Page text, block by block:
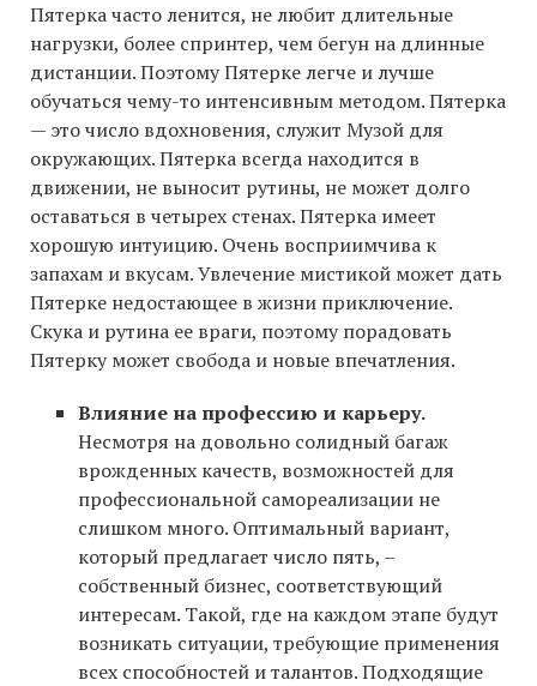
Пятерка часто ленится, не любит длительные
нагрузки, более спринтер, чем бегун на длинные
дистанции. Поэтому Пятерке легче и лучше
обучаться чему-то интенсивным методом. Пятерка
— это число вдохновения, служит Музой для
окружающих. Пятерка всегда находится в
движении, не выносит рутины, не может долго
оставаться в четырех стенах. Пятерка имеет
хорошую интуицию. Очень восприимчива к
запахам и вкусам. Увлечение мистикой может дать
Пятерке недостающее в жизни приключение.
Скука и рутина ее враги, поэтому порадовать
Пятерку может свобода и новые впечатления.
Влияние на профессию и карьеру.
Несмотря на довольно солидный багаж
врожденных качеств, возможностей для
профессиональной самореализации не
слишком много. Оптимальный вариант,
который предлагает число пять, –
собственный бизнес, соответствующий
интересам. Такой, где на каждом этапе будут
возникать ситуации, требующие применения
всех способностей и талантов. Подходящие